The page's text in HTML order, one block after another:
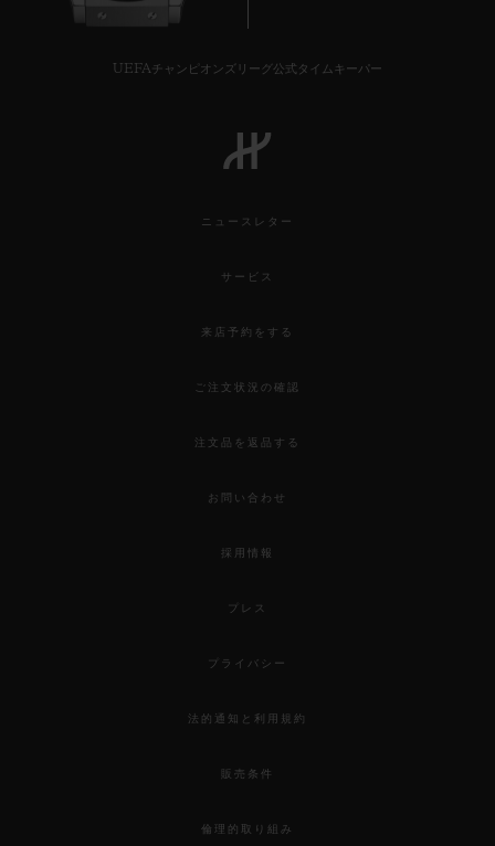
UEFAチャンピオンズリーグ公式タイムキーパー
ニュースレター
サービス
来店予約をする
ご注文状況の確認
注文品を返品する
お問い合わせ
採用情報
プレス
プライバシー
法的通知と利用規約
販売条件
倫理的取り組み